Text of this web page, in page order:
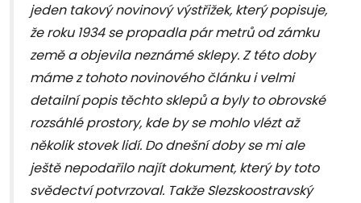
jeden takový novinový výstřižek, který popisuje,
že roku 1934 se propadla pár metrů od zámku
země a objevila neznámé sklepy. Z této doby
máme z tohoto novinového článku i velmi
detailní popis těchto sklepů a byly to obrovské
rozsáhlé prostory, kde by se mohlo vlézt až
několik stovek lidí. Do dnešní doby se mi ale
ještě nepodařilo najít dokument, který by toto
svědectví potvrzoval. Takže Slezskoostravský